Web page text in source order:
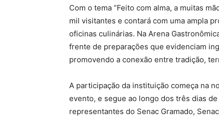
Com o tema “Feito com alma, a muitas
mil visitantes e contará com uma ampla
oficinas culinárias. Na Arena
frente de preparações que evidenciam
promovendo a conexão entre tradição,
A participação da instituição começa na
evento, e segue ao longo dos três dias
representantes do Senac Gramado,